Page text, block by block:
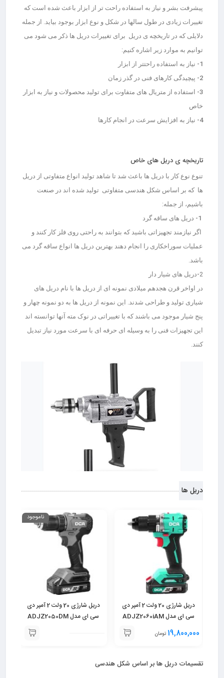
پیشرفت بشر و نیاز به استفاده راحت تر از ابزار باعث شده است که
تغییرات زیادی در طول سالها در شکل و نوع ابزار بوجود بیاید. از جمله
دلایلی که در تاریخچه ی دریل برای تغییرات دریل ها ذکر می شود می
توانیم به موارد زیر اشاره کنیم:
1- نیاز به استفاده راحتتر از ابزار
2- پیچیدگی کارهای فنی در گذر زمان
3- استفاده از متریال های متفاوت برای تولید محصولات و نیاز به ابزار
خاص
4- نیاز به افزایش سرعت در انجام کارها
تاریخچه ی دریل های خاص
تنوع نوع کار با دریل ها باعث شد تا شاهد تولید انواع متفاوتی از دریل
ها که بر اساس شکل هندسی متفاوتی تولید شده اند در صنعت
باشیم، از جمله:
1- دریل های ساقه گرد
اگر نیازمند تجهیزاتی باشید که بتوانند به راحتی روی فلز کار کنند و
عملیات سوراخکاری را انجام دهند بهترین دریل ها انواع ساقه گرد می
باشد.
2-دریل های شیار دار
در اواخر قرن هجدهم میلادی نمونه ای از دریل ها با نام دریل های
شیاری تولید و طراحی شدند. این نمونه از دریل ها به دو نمونه چهار و
پنج شیار موجود می باشند که با تغییراتی در نوک مته آنها توانسته اند
این تجهیزات فنی را به وسیله ای حرفه ای با سرعت مورد نیاز تبدیل
کنند.
دریل ها
دریل شارژی 20 ولت 2 آمپر دی
سی ای مدل ADJZ2060iAM
19,800,000 تومان
ناموجود
دریل شارژی 20 ولت 2 آمپر دی
سی ای مدل ADJZ2050DM
تقسیمات دریل ها بر اساس شکل هندسی